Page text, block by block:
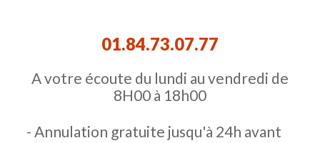
Champigny sur marne, Alfortville, Arcueil, Boissy
Cachan, Charenton le Pont, Chennevières sur
Marne, Chevilly Larue, Fresnes, Gentilly, Le Kremlin
sur Marne, Orly, Aéroport Orly, Rungis, Saint Maur
01.84.73.07.77
A votre écoute du lundi au vendredi de
8H00 à 18h00
- Annulation gratuite jusqu'à 24h avant